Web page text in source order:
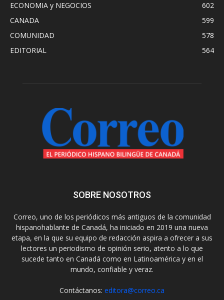
ECONOMIA y NEGOCIOS
602
CANADA
599
COMUNIDAD
578
EDITORIAL
564
SOBRE NOSOTROS
Correo, uno de los periódicos más antiguos de la comunidad
hispanohablante de Canadá, ha iniciado en 2019 una nueva
etapa, en la que su equipo de redacción aspira a ofrecer a sus
lectores un periodismo de opinión serio, atento a lo que
sucede tanto en Canadá como en Latinoamérica y en el
mundo, confiable y veraz.
Contáctanos: editora@correo.ca